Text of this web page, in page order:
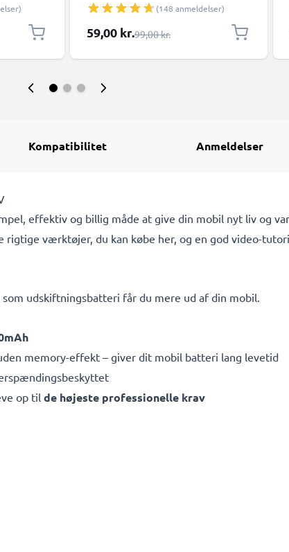
/
/ N95 / E71 / Asha 300 Telefon /
Smartphone Lighter Adapter 1.1m
Opladningskabel
(148 anmeldelser)
Særlig pris
59,00 kr.Almindelig pris
99,00 kr.
Kompatibilitet Anmeldelser
effektiv og billig måde at give din mobil nyt liv og
rigtige værktøjer, du kan købe her, og en god video-
udskiftningsbatteri får du mere ud af din mobil.
memory-effekt – giver dit mobil batteri lang levetid
op til de højeste professionelle krav